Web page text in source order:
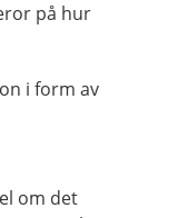
på hur
i form av
om det